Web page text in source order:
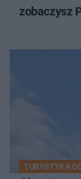
zobaczysz
TURYSTYKA